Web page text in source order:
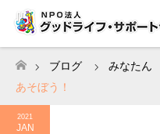
ホーム
ブログ みなたん
あそぼう！
2021
JAN